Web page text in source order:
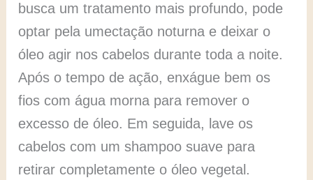
busca um tratamento mais profundo, pode
optar pela umectação noturna e deixar o
óleo agir nos cabelos durante toda a noite.
Após o tempo de ação, enxágue bem os
fios com água morna para remover o
excesso de óleo. Em seguida, lave os
cabelos com um shampoo suave para
retirar completamente o óleo vegetal.